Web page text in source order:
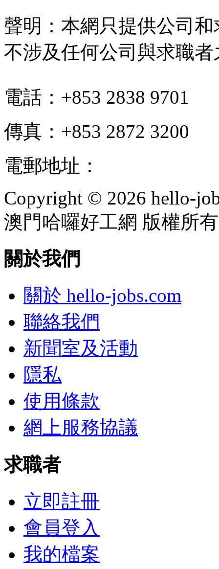
聲明：本網只提供公司
不涉及任何公司與求職
電話：+853 2838 9701
傳真：+853 2872 3200
電郵地址：
Copyright © 2026 hello-
澳門哈囉好工網 版權所有
關於我們
關於 hello-jobs.com
聯絡我們
新聞室及活動
隱私
使用條款
網上服務協議
求職者
立即註冊
會員登入
我的檔案